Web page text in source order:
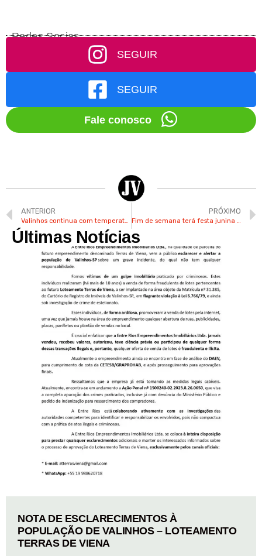
Redes Socias
SEGUIR
SEGUIR
Fale conosco
ANTERIOR
Valinhos continua com temperaturas amenas neste final de semana
PRÓXIMO
Fim de semana terá festa junina em escolas e creches de Valinhos
Últimas Notícias
NOTA DE ESCLARECIMENTOS À
POPULAÇÃO DE VALINHOS – LOTEAMENTO
TERRAS DE VIENA